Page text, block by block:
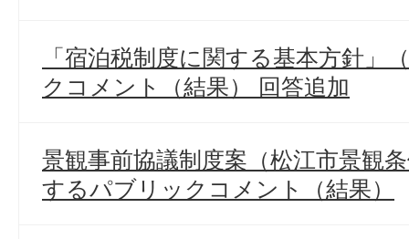
「宿泊税制度に関する基本方針」
クコメント（結果） 回答追加
景観事前協議制度案（松江市景観
するパブリックコメント（結果）